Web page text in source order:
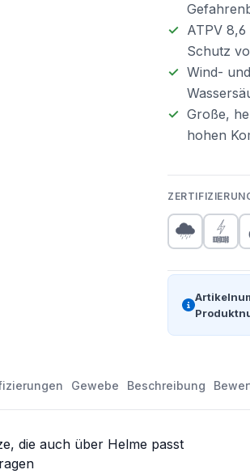
ATPV
Schutz
Wind-
Große,
hohen
Gewebe Beschreibung
die auch über Helme passt